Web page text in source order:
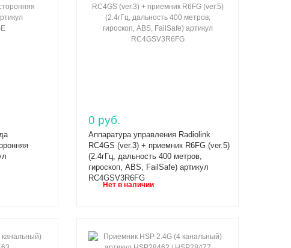
0 руб.
Аппаратура управления Radiolink
RC4GS (ver.3) + приемник R6FG (ver.5)
(2.4гГц, дальность 400 метров,
гироскоп, ABS, FailSafe) артикул
RC4GSV3R6FG
Нет в наличии